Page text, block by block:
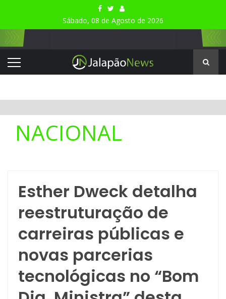
Sábado, 08 de Agosto de 2026
NACIONAL
Esther Dweck detalha
reestruturação de
carreiras públicas e
novas parcerias
tecnológicas no “Bom